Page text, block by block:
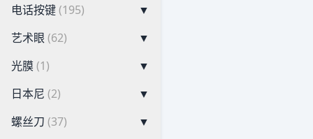
电话按键(195)
▼
艺术眼 (62)
▼
光膜(1)
▼
日本尼 (2)
▼
螺丝刀 (37)
▼